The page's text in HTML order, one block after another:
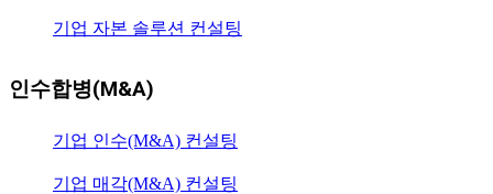
기업 자본 솔루션 컨설팅
인수합병(M&A)
기업 인수(M&A) 컨설팅
기업 매각(M&A) 컨설팅